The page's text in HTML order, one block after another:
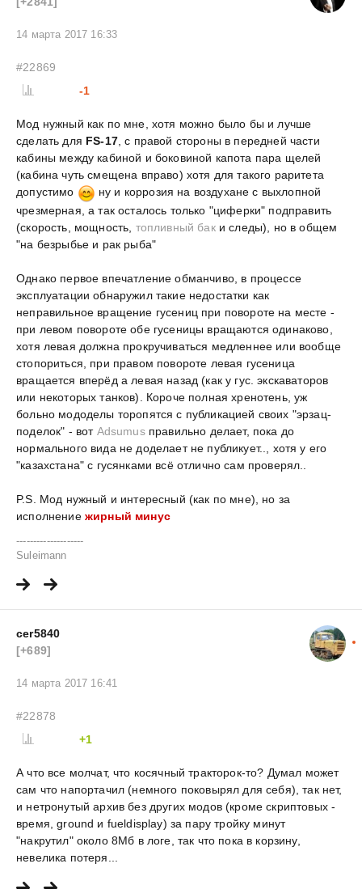
14 марта 2017 16:33
#22869
-1
Мод нужный как по мне, хотя можно было бы и лучше
сделать для FS-17, с правой стороны в передней части
кабины между кабиной и боковиной капота пара щелей
(кабина чуть смещена вправо) хотя для такого раритета
допустимо
ну и коррозия на воздухане с выхлопной
чрезмерная, а так осталось только "циферки" подправить
(скорость, мощность, топливный баки следы), но в общем
"на безрыбье и рак рыба"
Однако первое впечатление обманчиво, в процессе
эксплуатации обнаружил такие недостатки как
неправильное вращение гусениц при повороте на месте -
при левом повороте обе гусеницы вращаются одинаково,
хотя левая должна прокручиваться медленнее или вообще
стопориться, при правом повороте левая гусеница
вращается вперёд а левая назад (как у гус. экскаваторов
или некоторых танков). Короче полная хренотень, уж
больно мододелы торопятся с публикацией своих "эрзац-
поделок" - вот Adsumusправильно делает, пока до
нормального вида не доделает не публикует.., хотя у его
"казахстана" с гусянками всё отлично сам проверял..
P.S. Мод нужный и интересный (как по мне), но за
исполнение жирный минус
--------------------
Suleimann
cer5840
[+689]
14 марта 2017 16:41
#22878
+1
А что все молчат, что косячный тракторок-то? Думал может
сам что напортачил (немного поковырял для себя), так нет,
и нетронутый архив без других модов (кроме скриптовых -
время, ground и fueldisplay) за пару тройку минут
"накрутил" около 8Мб в логе, так что пока в корзину,
невелика потеря...